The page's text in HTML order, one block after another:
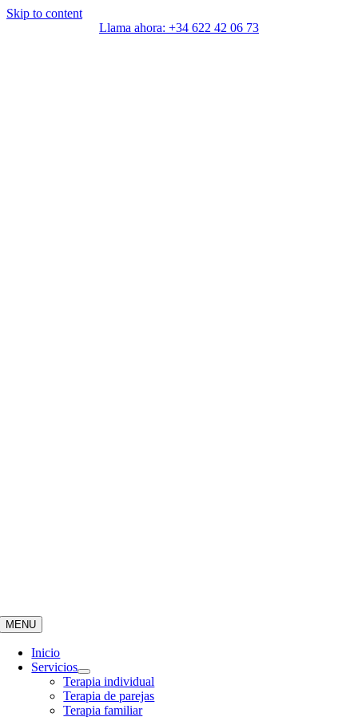
Skip to content
Llama ahora: +34 622 42 06 73
MENU
Inicio
Servicios
Terapia individual
Terapia de parejas
Terapia familiar